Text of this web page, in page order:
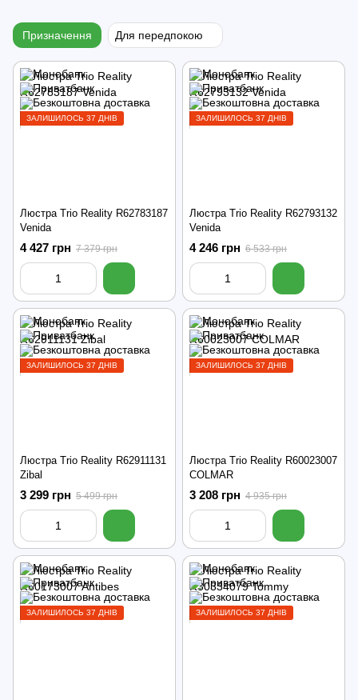
Призначення Для передпокою
ЗАЛИШИЛОСЬ 37 ДНІВ
Люстра Trio Reality R62783187
Venida
4 427 грн 7 379 грн
ЗАЛИШИЛОСЬ 37 ДНІВ
Люстра Trio Reality R62793132
Venida
4 246 грн 6 533 грн
ЗАЛИШИЛОСЬ 37 ДНІВ
Люстра Trio Reality R62911131
Zibal
3 299 грн 5 499 грн
ЗАЛИШИЛОСЬ 37 ДНІВ
Люстра Trio Reality R60023007
COLMAR
3 208 грн 4 935 грн
ЗАЛИШИЛОСЬ 37 ДНІВ ЗАЛИШИЛОСЬ 37 ДНІВ